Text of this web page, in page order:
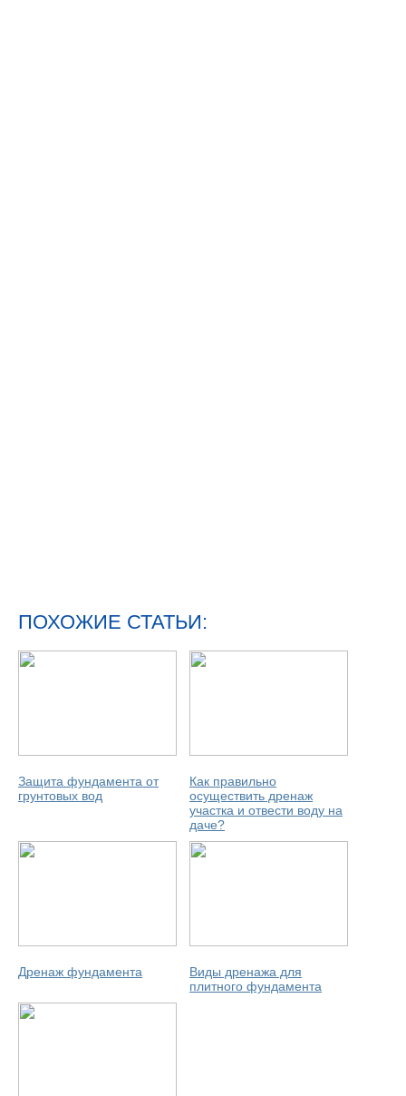
ПОХОЖИЕ СТАТЬИ:
Защита фундамента от
грунтовых вод
Как правильно
осуществить дренаж
участка и отвести воду на
даче?
Дренаж фундамента
Виды дренажа для
плитного фундамента